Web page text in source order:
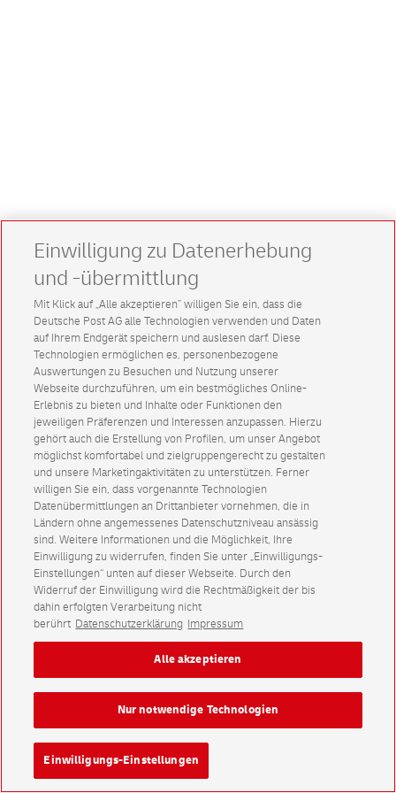
Einwilligung zu Datenerhebung
und -übermittlung
Mit Klick auf „Alle akzeptieren” willigen Sie ein, dass die
Deutsche Post AG alle Technologien verwenden und Daten
auf Ihrem Endgerät speichern und auslesen darf. Diese
Technologien ermöglichen es, personenbezogene
Auswertungen zu Besuchen und Nutzung unserer
Webseite durchzuführen, um ein bestmögliches Online-
Erlebnis zu bieten und Inhalte oder Funktionen den
jeweiligen Präferenzen und Interessen anzupassen. Hierzu
gehört auch die Erstellung von Profilen, um unser Angebot
möglichst komfortabel und zielgruppengerecht zu gestalten
und unsere Marketingaktivitäten zu unterstützen. Ferner
willigen Sie ein, dass vorgenannte Technologien
Datenübermittlungen an Drittanbieter vornehmen, die in
Ländern ohne angemessenes Datenschutzniveau ansässig
sind. Weitere Informationen und die Möglichkeit, Ihre
Einwilligung zu widerrufen, finden Sie unter „Einwilligungs-
Einstellungen“ unten auf dieser Webseite. Durch den
Widerruf der Einwilligung wird die Rechtmäßigkeit der bis
dahin erfolgten Verarbeitung nicht
berührt Datenschutzerklärung Impressum
Einwilligungs-Einstellungen
Nur notwendige Technologien
Alle akzeptieren